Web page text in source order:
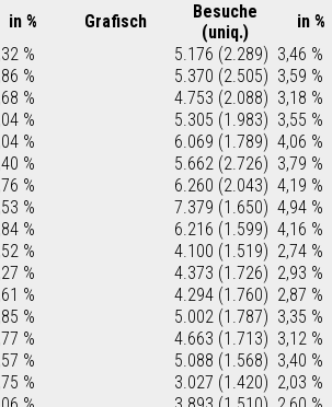
in % Grafisch
Besuche
(uniq.)
in %
% 5.176 (2.289) 3,46 %
% 5.370 (2.505) 3,59 %
% 4.753 (2.088) 3,18 %
% 5.305 (1.983) 3,55 %
% 6.069 (1.789) 4,06 %
% 5.662 (2.726) 3,79 %
% 6.260 (2.043) 4,19 %
% 7.379 (1.650) 4,94 %
% 6.216 (1.599) 4,16 %
% 4.100 (1.519) 2,74 %
% 4.373 (1.726) 2,93 %
% 4.294 (1.760) 2,87 %
% 5.002 (1.787) 3,35 %
% 4.663 (1.713) 3,12 %
% 5.088 (1.568) 3,40 %
% 3.027 (1.420) 2,03 %